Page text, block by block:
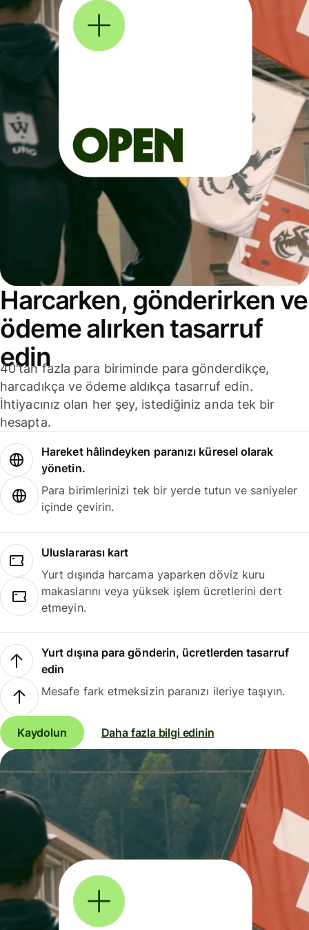
Harcarken, gönderirken ve
ödeme alırken tasarruf
edin
40'tan fazla para biriminde para gönderdikçe,
harcadıkça ve ödeme aldıkça tasarruf edin.
İhtiyacınız olan her şey, istediğiniz anda tek bir
hesapta.
Hareket hâlindeyken paranızı küresel olarak
yönetin.
Para birimlerinizi tek bir yerde tutun ve saniyeler
içinde çevirin.
Uluslararası kart
Yurt dışında harcama yaparken döviz kuru
makaslarını veya yüksek işlem ücretlerini dert
etmeyin.
Yurt dışına para gönderin, ücretlerden tasarruf
edin
Mesafe fark etmeksizin paranızı ileriye taşıyın.
Kaydolun Daha fazla bilgi edinin